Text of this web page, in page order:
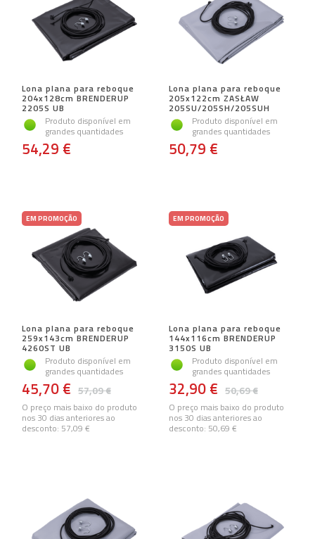
Lona plana para reboque
204x128cm BRENDERUP
2205S UB
Produto disponível em
grandes quantidades
54,29 €
Lona plana para reboque
205x122cm ZASŁAW
205SU/205SH/205SUH
Produto disponível em
grandes quantidades
50,79 €
EM PROMOÇÃO
Lona plana para reboque
259x143cm BRENDERUP
4260ST UB
Produto disponível em
grandes quantidades
57,09 €
45,70 €
O preço mais baixo do produto
nos 30 dias anteriores ao
desconto: 57,09 €
EM PROMOÇÃO
Lona plana para reboque
144x116cm BRENDERUP
3150S UB
Produto disponível em
grandes quantidades
50,69 €
32,90 €
O preço mais baixo do produto
nos 30 dias anteriores ao
desconto: 50,69 €